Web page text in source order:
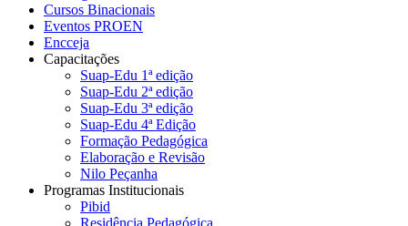
Cursos Binacionais
Eventos PROEN
Encceja
Capacitações
Suap-Edu 1ª edição
Suap-Edu 2ª edição
Suap-Edu 3ª edição
Suap-Edu 4ª Edição
Formação Pedagógica
Elaboração e Revisão
Nilo Peçanha
Programas Institucionais
Pibid